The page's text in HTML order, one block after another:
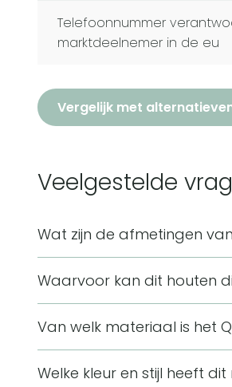
telefoonnummer verantwoordelijke
marktdeelnemer in de eu
Vergelijk met
Veelgestelde
Wat zijn de afmetingen
Waarvoor kan dit houten
formaat van 25,5 cm biedt
Van welk materiaal is het
Welke kleur en stijl heeft